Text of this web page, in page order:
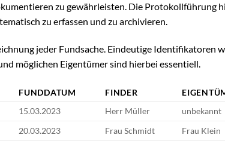
zu gewährleisten. Die Protokollführung
zu erfassen und zu archivieren.
jeder Fundsache. Eindeutige Identifikatoren
möglichen Eigentümer sind hierbei essentiell.
FUNDDATUM FINDER
15.03.2023 Herr Müller
unbekannt
20.03.2023 Frau Schmidt Frau Klein